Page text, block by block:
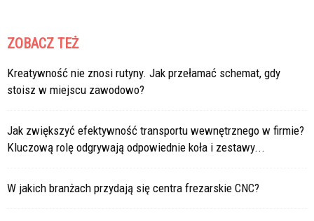
ZOBACZ TEŻ
Kreatywność nie znosi rutyny. Jak przełamać schemat, gdy
stoisz w miejscu zawodowo?
Jak zwiększyć efektywność transportu wewnętrznego w firmie?
Kluczową rolę odgrywają odpowiednie koła i zestawy...
W jakich branżach przydają się centra frezarskie CNC?